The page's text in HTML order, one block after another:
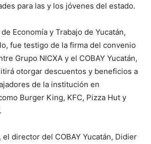
para las y los jóvenes del estado.
Economía y Trabajo de Yucatán,
fue testigo de la firma del convenio
Grupo NICXA y el COBAY Yucatán,
otorgar descuentos y beneficios a
de la institución en
Burger King, KFC, Pizza Hut y
director del COBAY Yucatán, Didier